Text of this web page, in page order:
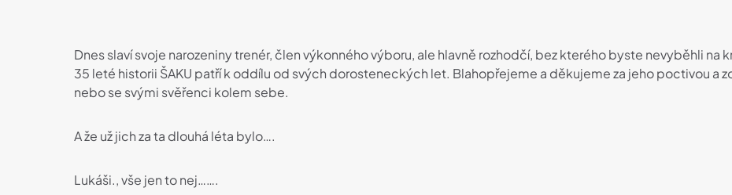
Dnes slaví svoje narozeniny trenér, člen výkonného výboru, ale hlavně rozhodčí, bez kterého byste nevyběhli na
35 leté historii ŠAKU patří k oddílu od svých dorosteneckých let. Blahopřejeme a děkujeme za jeho poctivou a
nebo se svými svěřenci kolem sebe.
A že už jich za ta dlouhá léta bylo….
Lukáši., vše jen to nej…….